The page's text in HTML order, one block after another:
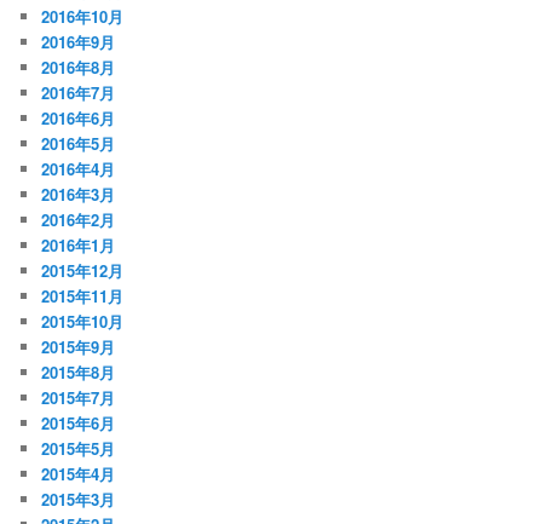
2016年10月
2016年9月
2016年8月
2016年7月
2016年6月
2016年5月
2016年4月
2016年3月
2016年2月
2016年1月
2015年12月
2015年11月
2015年10月
2015年9月
2015年8月
2015年7月
2015年6月
2015年5月
2015年4月
2015年3月